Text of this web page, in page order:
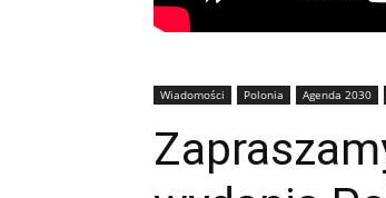
Wiadomości Polonia Agenda 2030